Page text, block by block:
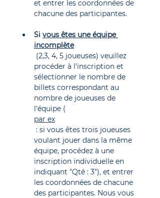
et entrer les coordonnées de
chacune des participantes.
Si vous êtes une équipe
incomplète
procéder à l'inscription et
sélectionner le nombre de
billets correspondant au
nombre de joueuses de
l'équipe (
par ex
voulant jouer dans la même
équipe, procédez à une
inscription individuelle en
indiquant "Qté : 3"), et entrer
les coordonnées de chacune
des participantes. Nous vous